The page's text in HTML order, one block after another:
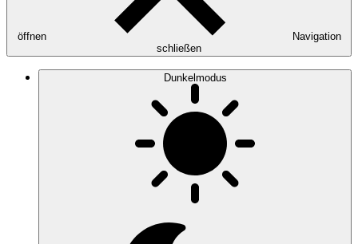
öffnen
Navigation
schließen
Dunkelmodus